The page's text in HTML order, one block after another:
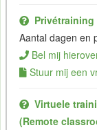
Privétraining
Aantal dagen en
Bel mij
Stuur mij een
Virtuele
(Remote